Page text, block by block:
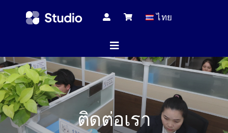
ไทย
Toggle
Navigation
บทความทา
ติดต่อเรา